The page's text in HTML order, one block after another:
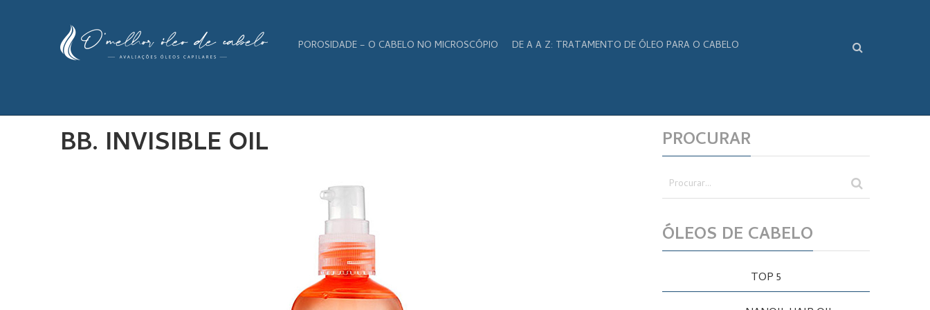
POROSIDADE – O CABELO NO MICROSCÓPIO DE A A Z: TRATAMENTO DE ÓLEO PARA O CABELO
BB. INVISIBLE OIL PROCURAR
ÓLEOS DE CABELO
TOP 5